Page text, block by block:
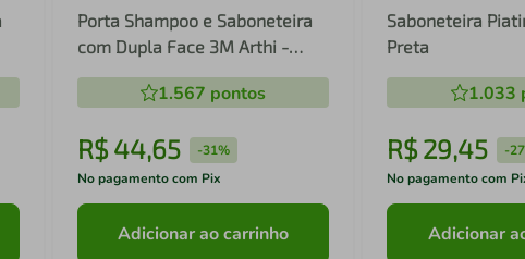
Porta Shampoo e Saboneteira
com Dupla Face 3M Arthi -
Preto
1.567 pontos
R$ 44,65 -31%
No pagamento com Pix
Adicionar ao carrinho
Saboneteira
Preta
1.033
R$29,45 -
No pagamento com
Adicionar